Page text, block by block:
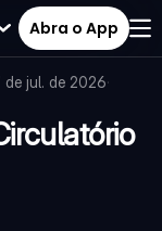
Abra o App
de jul. de 2026·